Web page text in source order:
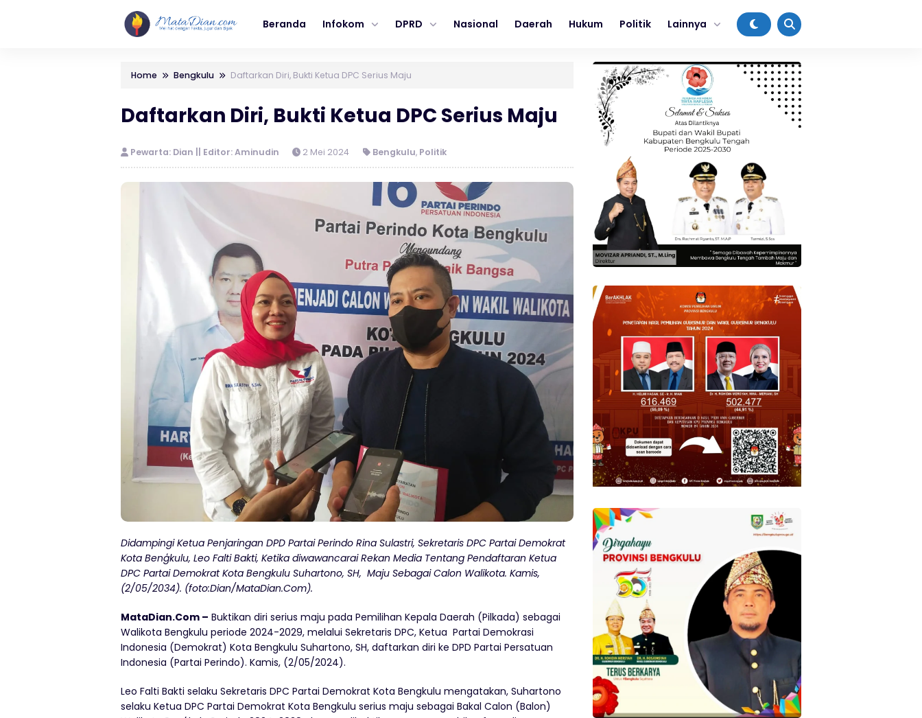
Beranda Infokom DPRD Nasional Daerah Hukum Politik Lainnya
Home Bengkulu Daftarkan Diri, Bukti Ketua DPC Serius Maju
Daftarkan Diri, Bukti Ketua DPC Serius Maju
Pewarta: Dian || Editor: Aminudin 2 Mei 2024 Bengkulu, Politik
Didampingi Ketua Penjaringan DPD Partai Perindo Rina Sulastri, Sekretaris DPC Partai Demokrat
Kota Benģkulu, Leo Falti Bakti, Ketika diwawancarai Rekan Media Tentang Pendaftaran Ketua
DPC Partai Demokrat Kota Bengkulu Suhartono, SH, Maju Sebagai Calon Walikota. Kamis,
(2/05/2034). (foto:Dian/MataDian.Com).
MataDian.Com – Buktikan diri serius maju pada Pemilihan Kepala Daerah (Pilkada) sebagai
Walikota Bengkulu periode 2024-2029, melalui Sekretaris DPC, Ketua Partai Demokrasi
Indonesia (Demokrat) Kota Bengkulu Suhartono, SH, daftarkan diri ke DPD Partai Persatuan
Indonesia (Partai Perindo). Kamis, (2/05/2024).
Leo Falti Bakti selaku Sekretaris DPC Partai Demokrat Kota Bengkulu mengatakan, Suhartono
selaku Ketua DPC Partai Demokrat Kota Bengkulu serius maju sebagai Bakal Calon (Balon)